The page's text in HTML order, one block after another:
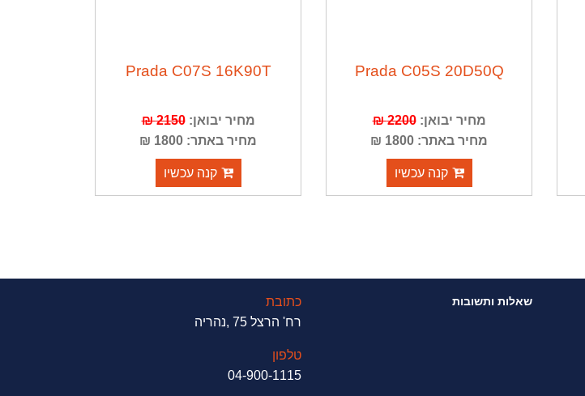
Prada C05S 20D50Q
מחיר יבואן:2200 ₪
מחיר באתר: 1800 ₪
קנה עכשיו
Prada C07S 16K90T
מחיר יבואן:2150 ₪
מחיר באתר: 1800 ₪
קנה עכשיו
שאלות ותשובות
כתובת
רח' הרצל 75 ,נהריה
טלפון
04-900-1115